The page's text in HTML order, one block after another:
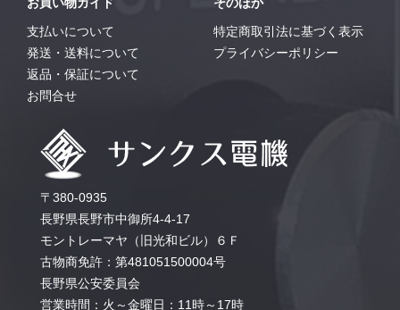
お買い物ガイド
支払いについて
発送・送料について
返品・保証について
お問合せ
そのほか
特定商取引法に基づく表示
プライバシーポリシー
〒380-0935
長野県長野市中御所4-4-17
モントレーマヤ（旧光和ビル）６Ｆ
古物商免許：第481051500004号
長野県公安委員会
営業時間：火～金曜日：11時～17時